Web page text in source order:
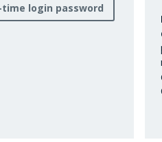
time login password